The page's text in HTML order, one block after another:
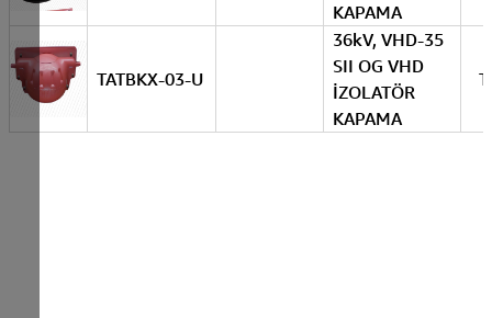
KAPAMA
TATBKX-03-U
36kV, VHD-35
SII OG VHD
İZOLATÖR
KAPAMA